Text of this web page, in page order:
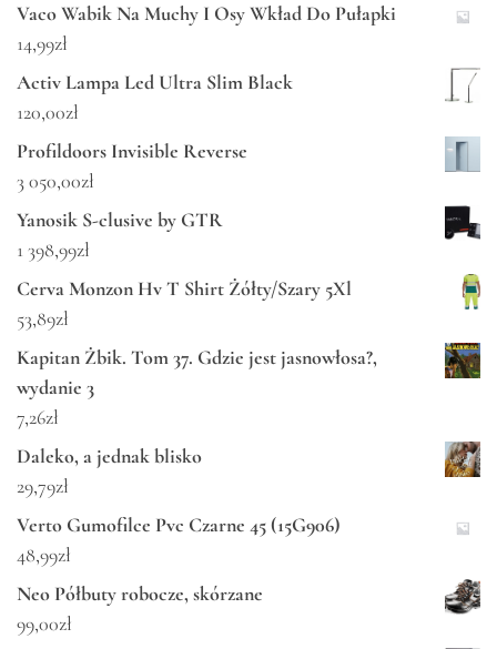
Vaco Wabik Na Muchy I Osy Wkład Do Pułapki
14,99zł
Activ Lampa Led Ultra Slim Black
120,00zł
Profildoors Invisible Reverse
3 050,00zł
Yanosik S-clusive by GTR
1 398,99zł
Cerva Monzon Hv T Shirt Żółty/Szary 5Xl
53,89zł
Kapitan Żbik. Tom 37. Gdzie jest jasnowłosa?,
wydanie 3
7,26zł
Daleko, a jednak blisko
29,79zł
Verto Gumofilce Pvc Czarne 45 (15G906)
48,99zł
Neo Półbuty robocze, skórzane
99,00zł